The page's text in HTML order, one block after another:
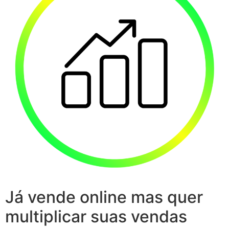
Já vende online mas quer
multiplicar suas vendas